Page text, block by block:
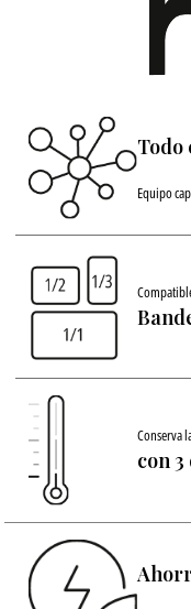
Todo
Equipo
Conserva
con